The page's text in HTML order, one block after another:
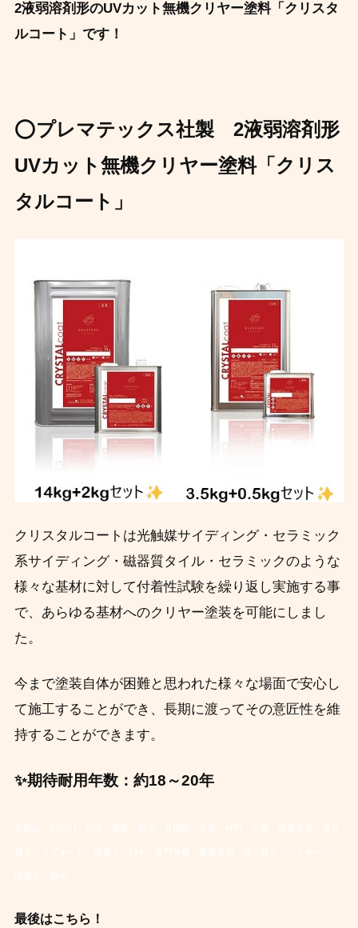
2液弱溶剤形のUVカット無機クリヤー塗料「クリスタ
ルコート」です！
⭕プレマテックス社製 2液弱溶剤形
UVカット無機クリヤー塗料「クリス
タルコート」
クリスタルコートは光触媒サイディング・セラミック
系サイディング・磁器質タイル・セラミックのような
様々な基材に対して付着性試験を繰り返し実施する事
で、あらゆる基材へのクリヤー塗装を可能に しまし
た。
今まで塗装自体が困難と思われた様々な場面で安心し
て施工することができ、長期に渡ってその意匠性を維
持することができます。
✨期待耐用年数：約18～20年
最後はこちら！